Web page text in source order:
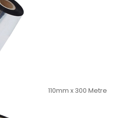
110mm x 300 Metre